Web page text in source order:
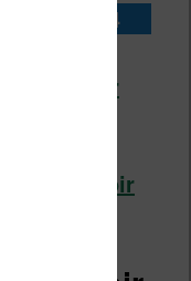
InkPad 4
(voir
(voir